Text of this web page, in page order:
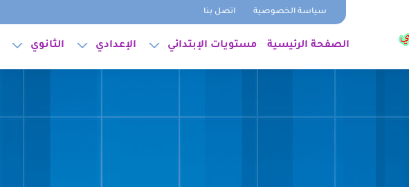
سياسة الخصوصية اتصل بنا
الصفحة الرئيسية مستويات الإبتدائي الإعدادي الثانوي